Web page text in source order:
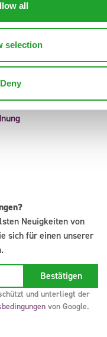
all
selection
Deny
Neuigkeiten von
sich für einen unserer
und unterliegt der
von Google.